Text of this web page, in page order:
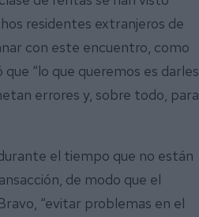
residentes extranjeros de
con este encuentro, como
“lo que queremos es darles
errores y, sobre todo, para
el tiempo que no están
de modo que el
“evitar problemas en el